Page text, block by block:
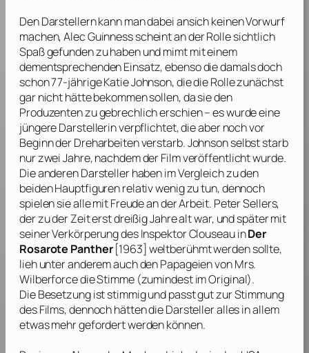
Den Darstellern kann man dabei ansich keinen Vorwurf
machen,Alec Guinnessscheint an der Rolle sichtlich
Spaß gefunden zu haben und mimt mit einem
dementsprechenden Einsatz, ebenso die damals doch
schon 77-jährigeKatie Johnson, die die Rolle zunächst
gar nicht hätte bekommen sollen, da sie den
Produzenten zu gebrechlich erschien – es wurde eine
jüngere Darstellerin verpflichtet, die aber noch vor
Beginn der Dreharbeiten verstarb.Johnsonselbst starb
nur zwei Jahre, nachdem der Film veröffentlicht wurde.
Die anderen Darsteller haben im Vergleich zu den
beiden Hauptfiguren relativ wenig zu tun, dennoch
spielen sie alle mit Freude an der Arbeit. Peter Sellers,
der zu der Zeit erst dreißig Jahre alt war, und später mit
seiner Verkörperung des Inspektor Clouseau inDer
Rosarote Panther[1963] weltberühmt werden sollte,
lieh unter anderem auch den Papageien von Mrs.
Wilberforce die Stimme (zumindest im Original).
Die Besetzung ist stimmig und passt gut zur Stimmung
des Films, dennoch hätten die Darsteller alles in allem
etwas mehr gefordert werden können.